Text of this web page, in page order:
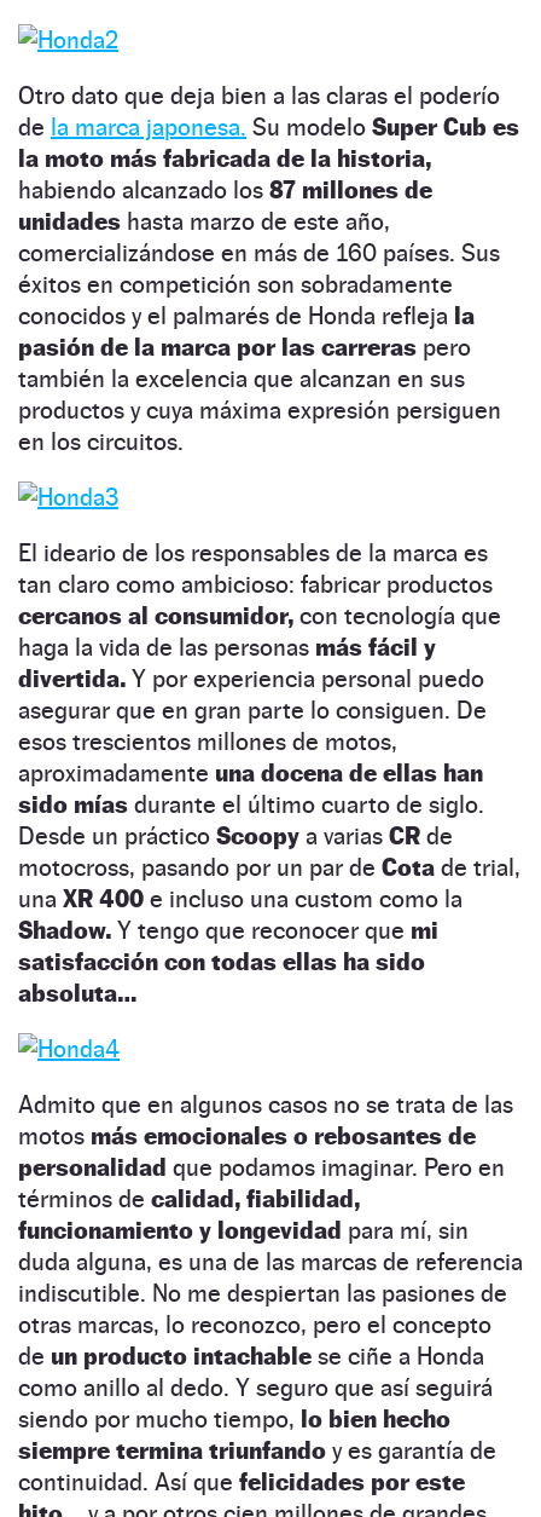
Otro dato que deja bien a las claras el poderío
de la marca japonesa. Su modelo Super Cub es
la moto más fabricada de la historia,
habiendo alcanzado los 87 millones de
unidades hasta marzo de este año,
comercializándose en más de 160 países. Sus
éxitos en competición son sobradamente
conocidos y el palmarés de Honda refleja la
pasión de la marca por las carreras pero
también la excelencia que alcanzan en sus
productos y cuya máxima expresión persiguen
en los circuitos.
El ideario de los responsables de la marca es
tan claro como ambicioso: fabricar productos
cercanos al consumidor, con tecnología que
haga la vida de las personas más fácil y
divertida. Y por experiencia personal puedo
asegurar que en gran parte lo consiguen. De
esos trescientos millones de motos,
aproximadamente una docena de ellas han
sido mías durante el último cuarto de siglo.
Desde un práctico Scoopy a varias CR de
motocross, pasando por un par de Cota de trial,
una XR 400 e incluso una custom como la
Shadow. Y tengo que reconocer que mi
satisfacción con todas ellas ha sido
absoluta…
Admito que en algunos casos no se trata de las
motos más emocionales o rebosantes de
personalidad que podamos imaginar. Pero en
términos de calidad, fiabilidad,
funcionamiento y longevidad para mí, sin
duda alguna, es una de las marcas de referencia
indiscutible. No me despiertan las pasiones de
otras marcas, lo reconozco, pero el concepto
de un producto intachable se ciñe a Honda
como anillo al dedo. Y seguro que así seguirá
siendo por mucho tiempo, lo bien hecho
siempre termina triunfando y es garantía de
continuidad. Así que felicidades por este